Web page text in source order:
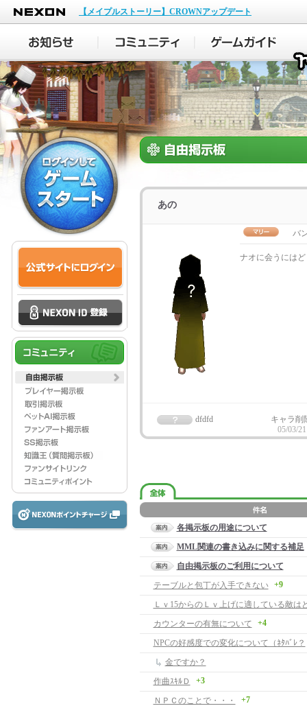
NEXON
【メイプルストーリー】CROWNアップデート
あの
バ
ナオに会うには
dfdfd
キャラ削
05/03/
各掲示板の用途について
MML関連の書き込みに関する補足
自由掲示板のご利用について
テーブルと包丁が入手できない
+9
Ｌｖ15からのＬｖ上げに適している敵は
カウンターの有無について
+4
NPCの好感度での変化について（ﾈﾀﾊﾞﾚ？
金ですか？
作曲ｽｷﾙＤ
+3
ＮＰＣのことで・・・ +7